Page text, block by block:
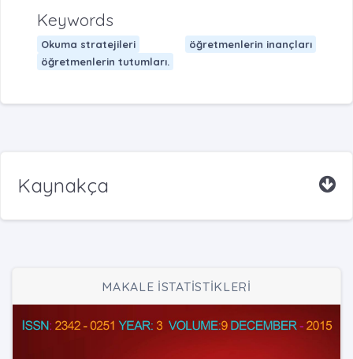
Keywords
Okuma stratejileri
öğretmenlerin inançları
öğretmenlerin tutumları.
Kaynakça
MAKALE İSTATİSTİKLERİ